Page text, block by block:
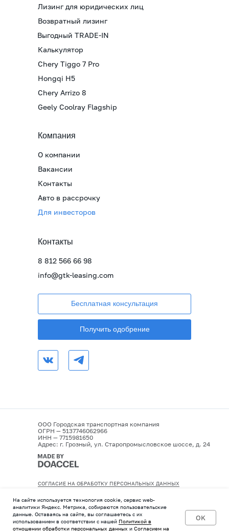
На сайте используется технология cookie, сервис web-
аналитики Яндекс. Метрика, собираются пользовательские
данные. Оставаясь на сайте, вы соглашаетесь с их
использованием в соответствии с нашей Политикой в
отношении обработки персональных данных и Согласием на
OK
Компания
О компании
Вакансии
Контакты
Для инвесторов
Контакты
info@gtk-leasing.com
Бесплатная консультация
Получить одобрение
Авто в рассрочку
Geely Coolray Flagship
Лизинг для юридических лиц
Калькулятор
Chery Tiggo 7 Pro
Chery Arrizo 8
Hongqi H5
8 812 566 66 98
Возвратный лизинг
Выгодный TRADE-IN
ООО Городская транспортная компания
ОГРН — 5137746062966
ИНН — 7715981650
Адрес: г. Грозный, ул. Старопромысловское шоссе, д. 24
СОГЛАСИЕ НА ОБРАБОТКУ ПЕРСОНАЛЬНЫХ ДАННЫХ